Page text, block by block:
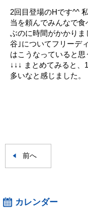
2回目登場のHです^^
当を頼んでみんなで
ぶのに時間がかかり
谷｣についてフリーデ
はこうなっていると思
↓↓↓ まとめてみると
多いなと感じました
前へ
カレンダー